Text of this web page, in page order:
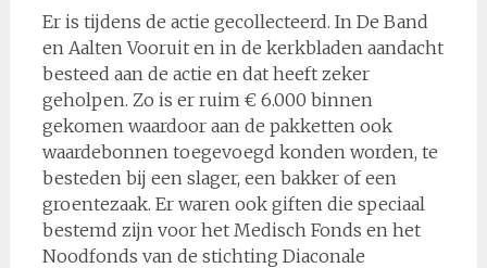
Er is tijdens de actie gecollecteerd. In De Band
en Aalten Vooruit en in de kerkbladen aandacht
besteed aan de actie en dat heeft zeker
geholpen. Zo is er ruim € 6.000 binnen
gekomen waardoor aan de pakketten ook
waardebonnen toegevoegd konden worden, te
besteden bij een slager, een bakker of een
groentezaak. Er waren ook giften die speciaal
bestemd zijn voor het Medisch Fonds en het
Noodfonds van de stichting Diaconale